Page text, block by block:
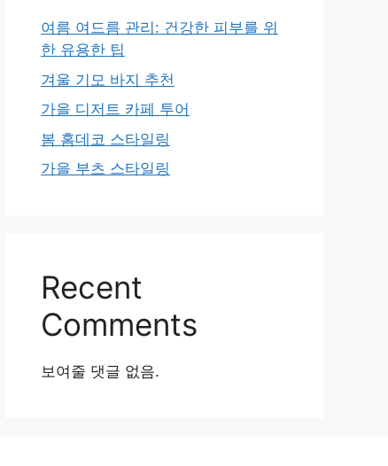
여름 여드름 관리: 건강한 피부를 위
한 유용한 팁
겨울 기모 바지 추천
가을 디저트 카페 투어
봄 홈데코 스타일링
가을 부츠 스타일링
Recent
Comments
보여줄 댓글 없음.